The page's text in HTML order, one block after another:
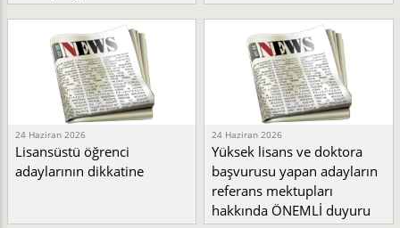
24 Haziran 2026
Lisansüstü öğrenci
adaylarının dikkatine
24 Haziran 2026
Yüksek lisans ve doktora
başvurusu yapan adayların
referans mektupları
hakkında ÖNEMLİ duyuru